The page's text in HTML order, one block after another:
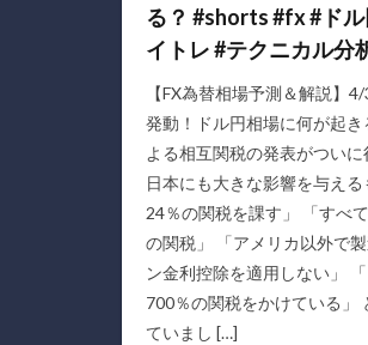
る？ #shorts #fx #ド
イトレ #テクニカル分
【FX為替相場予測＆解説】
発動！ドル円相場に何が起
よる相互関税の発表がつい
日本にも大きな影響を与え
24％の関税を課す」 「すべ
の関税」 「アメリカ以外で
ン金利控除を適用しない」
700％の関税をかけている」
ていまし […]